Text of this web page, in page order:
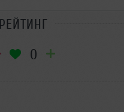
РЕЙТИНГ
0